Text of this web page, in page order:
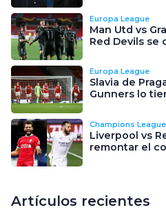
Europa League
Man Utd vs
Red Devils se
Europa League
Slavia de
Gunners lo
Champions League
Liverpool vs
remontar el
Artículos recientes